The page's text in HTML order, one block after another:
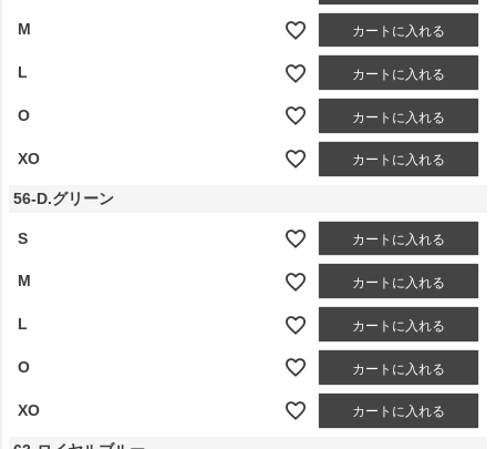
M カートに入れる
L カートに入れる
O カートに入れる
XO カートに入れる
56-D.グリーン
S カートに入れる
M カートに入れる
L カートに入れる
O カートに入れる
XO カートに入れる